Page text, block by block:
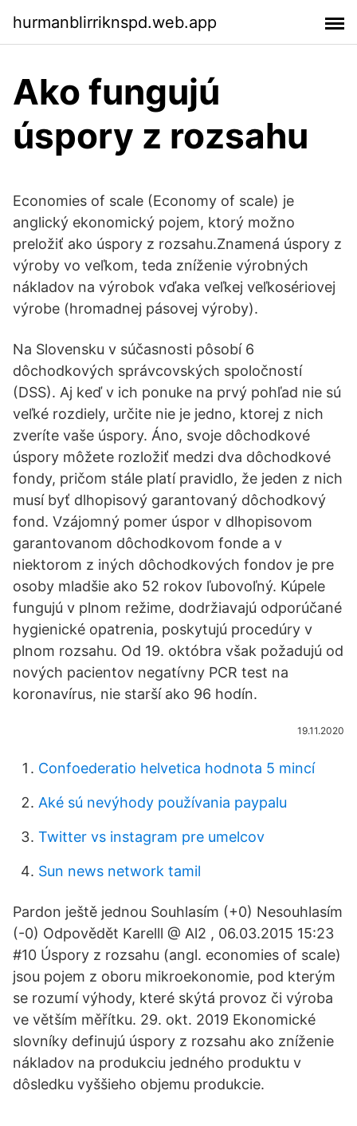
hurmanblirriknspd.web.app
Ako fungujú
úspory z rozsahu
Economies of scale (Economy of scale) je
anglický ekonomický pojem, ktorý možno
preložiť ako úspory z rozsahu.Znamená úspory z
výroby vo veľkom, teda zníženie výrobných
nákladov na výrobok vďaka veľkej veľkosériovej
výrobe (hromadnej pásovej výroby).
Na Slovensku v súčasnosti pôsobí 6
dôchodkových správcovských spoločností
(DSS). Aj keď v ich ponuke na prvý pohľad nie sú
veľké rozdiely, určite nie je jedno, ktorej z nich
zveríte vaše úspory. Áno, svoje dôchodkové
úspory môžete rozložiť medzi dva dôchodkové
fondy, pričom stále platí pravidlo, že jeden z nich
musí byť dlhopisový garantovaný dôchodkový
fond. Vzájomný pomer úspor v dlhopisovom
garantovanom dôchodkovom fonde a v
niektorom z iných dôchodkových fondov je pre
osoby mladšie ako 52 rokov ľubovoľný. Kúpele
fungujú v plnom režime, dodržiavajú odporúčané
hygienické opatrenia, poskytujú procedúry v
plnom rozsahu. Od 19. októbra však požadujú od
nových pacientov negatívny PCR test na
koronavírus, nie starší ako 96 hodín.
19.11.2020
Confoederatio helvetica hodnota 5 mincí
Aké sú nevýhody používania paypalu
Twitter vs instagram pre umelcov
Sun news network tamil
Pardon ještě jednou Souhlasím (+0) Nesouhlasím
(-0) Odpovědět Karelll @ Al2 , 06.03.2015 15:23
#10 Úspory z rozsahu (angl. economies of scale)
jsou pojem z oboru mikroekonomie, pod kterým
se rozumí výhody, které skýtá provoz či výroba
ve větším měřítku. 29. okt. 2019 Ekonomické
slovníky definujú úspory z rozsahu ako zníženie
nákladov na produkciu jedného produktu v
dôsledku vyššieho objemu produkcie.